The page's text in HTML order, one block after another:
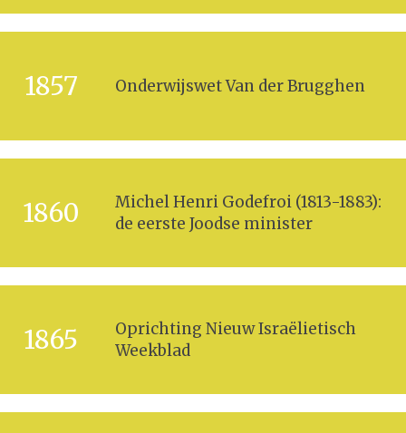
1857 Onderwijswet Van der Brugghen
1860
Michel Henri Godefroi (1813-1883):
de eerste Joodse minister
1865
Oprichting Nieuw Israëlietisch
Weekblad